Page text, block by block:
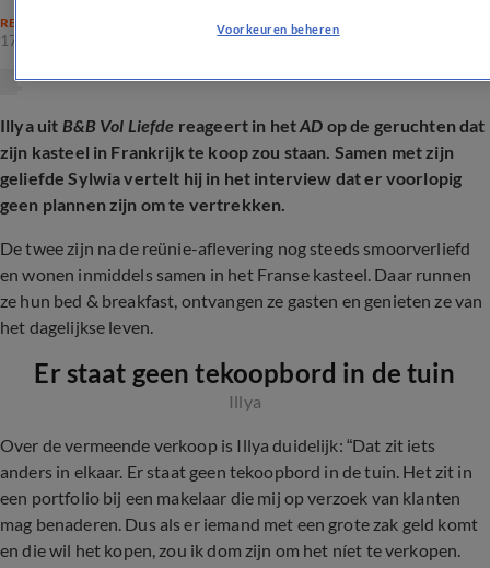
REALITY
17 sep 2025, 20:26
Illya uit B&B Vol Liefde reageert in hetAD op de geruchten dat
zijn kasteel in Frankrijk te koop zou staan. Samen met zijn
geliefde Sylwia vertelt hij in het interview dat er voorlopig
geen plannen zijn om te vertrekken.
De twee zijn na de reünie-aflevering nog steeds smoorverliefd
en wonen inmiddels samen in het Franse kasteel. Daar runnen
ze hun bed & breakfast, ontvangen ze gasten en genieten ze van
het dagelijkse leven.
Er staat geen tekoopbord in de tuin
Illya
Over de vermeende verkoop is Illya duidelijk: “Dat zit iets
anders in elkaar. Er staat geen tekoopbord in de tuin. Het zit in
een portfolio bij een makelaar die mij op verzoek van klanten
mag benaderen. Dus als er iemand met een grote zak geld komt
en die wil het kopen, zou ik dom zijn om het níet te verkopen.
Voorkeuren beheren